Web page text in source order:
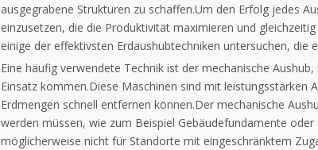
ausgegrabene Strukturen zu schaffen.Um den Erfolg jedes
einzusetzen, die die Produktivität maximieren und
einige der effektivsten Erdaushubtechniken untersuchen, die
Eine häufig verwendete Technik ist der mechanische
Einsatz kommen.Diese Maschinen sind mit
Erdmengen schnell entfernen können.Der mechanische
werden müssen, wie zum Beispiel Gebäudefundamente
möglicherweise nicht für Standorte mit eingeschränktem